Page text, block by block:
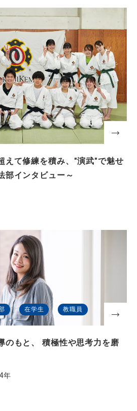
えて修練を積み、"演武"で魅せ
部インタビュー～
在学生 教職員
のもと、 積極性や思考力を磨
年